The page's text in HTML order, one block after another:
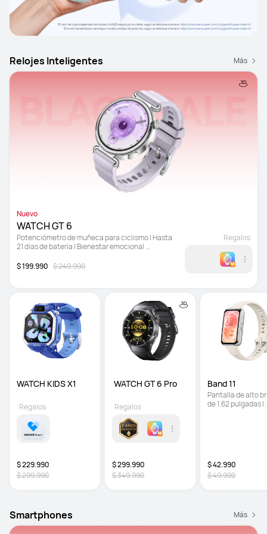
Relojes Inteligentes Más
Nuevo
WATCH GT 6
Potenciómetro de muñeca para ciclismo | Hasta
21 días de batería | Bienestar emocional
$ 199.990 $ 249.990
Regalos
WATCH KIDS X1
$ 229.990
$ 299.990
Regalos
WATCH GT 6 Pro
$ 299.990
$ 349.990
Regalos
Band 11
$ 42.990
$ 49.990
Paquete opcional
Smartphones Más